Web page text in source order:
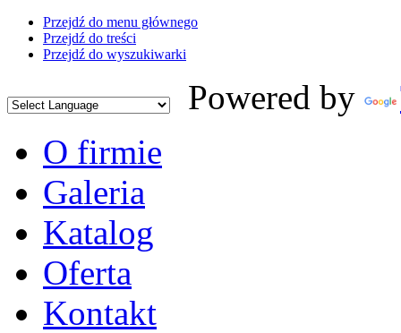
Przejdź do menu głównego
Przejdź do treści
Przejdź do wyszukiwarki
Powered by
O firmie
Galeria
Katalog
Oferta
Kontakt